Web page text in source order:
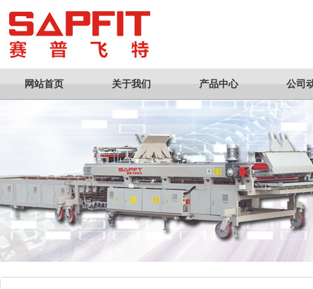
网站首页 关于我们 产品中心 公司